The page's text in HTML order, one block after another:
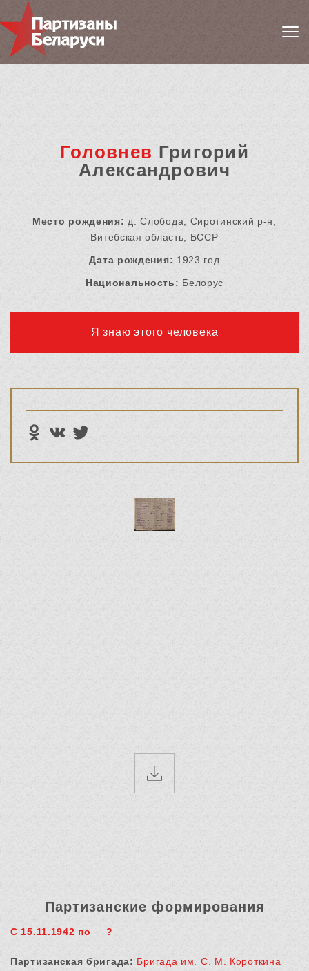
Головнев Григорий
Александрович
Место рождения: д. Слобода, Сиротинский р-н,
Витебская область, БССР
Дата рождения: 1923 год
Национальность: Белорус
Я знаю этого человека
Партизанские формирования
С 15.11.1942 по __?__
Партизанская бригада: Бригада им. С. М. Короткина